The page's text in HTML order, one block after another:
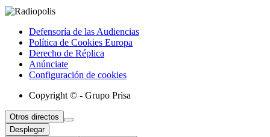
Defensoría de las Audiencias
Política de Cookies Europa
Derecho de Réplica
Anúnciate
Configuración de cookies
Copyright © - Grupo Prisa
Otros directos
Desplegar